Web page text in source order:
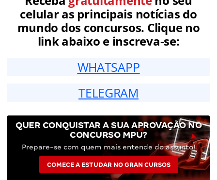
celular as principais notícias do
mundo dos concursos. Clique no
link abaixo e inscreva-se:
WHATSAPP
TELEGRAM
QUER CONQUISTAR A SUA APROVAÇÃO NO
CONCURSO MPU?
Prepare-se com quem mais entende do assunto!
COMECE A ESTUDAR NO GRAN CURSOS